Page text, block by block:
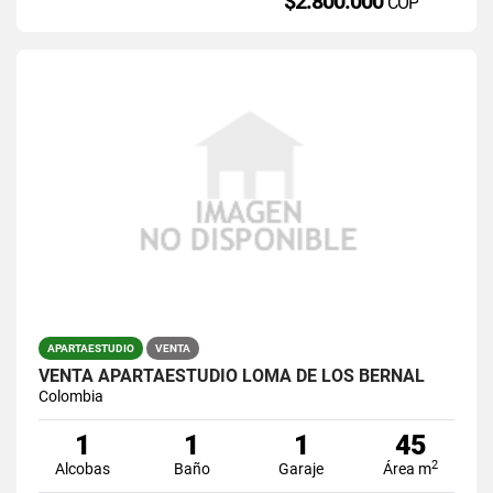
APARTAESTUDIO VENTA
VENTA APARTAESTUDIO LOMA DE LOS BERNAL
Colombia
1
Alcobas
1
Baño
1
Garaje
45
Área m2